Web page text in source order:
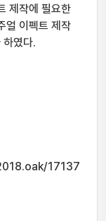
제작에 필요한
얼 이펙트 제작
하였다.
17137